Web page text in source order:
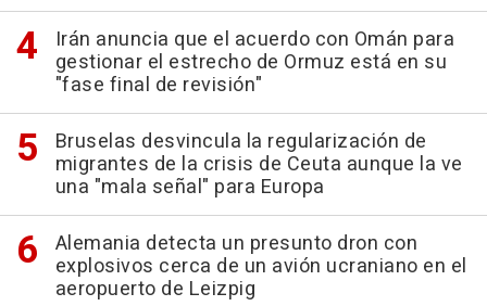
Irán anuncia que el acuerdo con Omán para
gestionar el estrecho de Ormuz está en su
"fase final de revisión"
Bruselas desvincula la regularización de
migrantes de la crisis de Ceuta aunque la ve
una "mala señal" para Europa
Alemania detecta un presunto dron con
explosivos cerca de un avión ucraniano en el
aeropuerto de Leizpig